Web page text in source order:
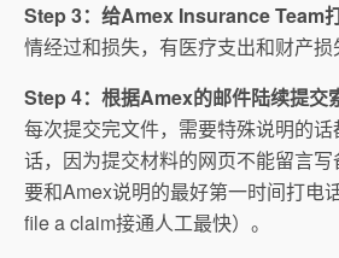
Step 3：给Amex Insurance Team
情经过和损失， 有医疗支出和财产损
Step 4：根据Amex的邮件陆续提交
每次提交完文件， 需要特殊说明的
话， 因为提交材料的网页不能留言写
要和Amex说明的最好第一时间打电
file a claim接通人工最快）。